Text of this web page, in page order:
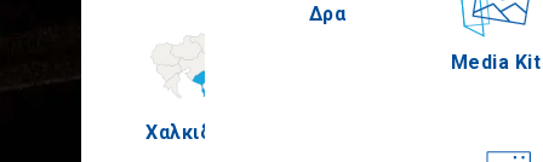
Χαλκιδική
Δραστηριότητες
Media Kit